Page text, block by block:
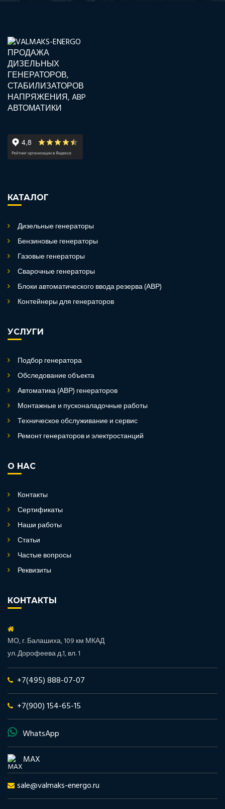
КАТАЛОГ
Дизельные генераторы
Бензиновые генераторы
Газовые генераторы
Сварочные генераторы
Блоки автоматического ввода резерва (АВР)
Контейнеры для генераторов
УСЛУГИ
Подбор генератора
Обследование объекта
Автоматика (АВР) генераторов
Монтажные и пусконаладочные работы
Техническое обслуживание и сервис
Ремонт генераторов и электростанций
О НАС
Контакты
Сертификаты
Наши работы
Статьи
Частые вопросы
Реквизиты
КОНТАКТЫ
МО, г. Балашиха, 109 км МКАД
ул. Дорофеева д.1, вл. 1
+7(495) 888-07-07
+7(900) 154-65-15
WhatsApp
MAX
sale@valmaks-energo.ru